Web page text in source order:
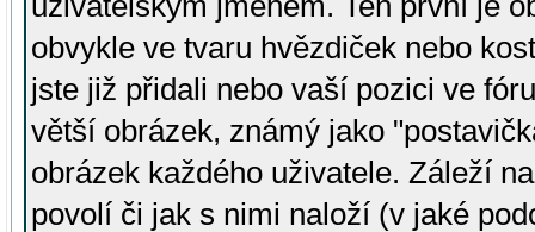
obvykle ve tvaru hvězdiček nebo
jste již přidali nebo vaší pozici ve
větší obrázek, známý jako
obrázek každého uživatele. Záleží
povolí či jak s nimi naloží (v jaké